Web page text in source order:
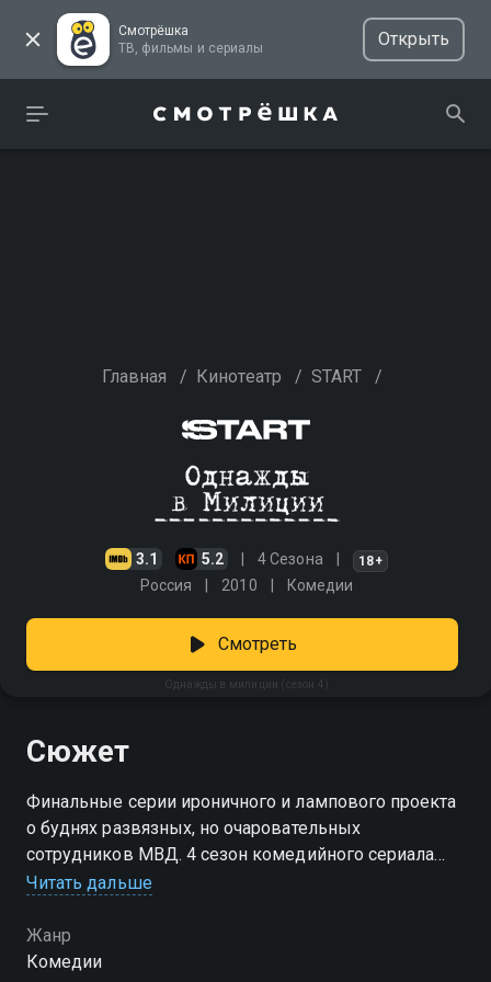
Смотрёшка
ТВ, фильмы и сериалы
Открыть
Главная / Кинотеатр / START /
3.1 5.2 4 Сезона 18+
Россия 2010 Комедии
Однажды в милиции (сезон 4)
Смотреть
Сюжет
Финальные серии ироничного и лампового проекта
о буднях развязных, но очаровательных
сотрудников МВД. 4 сезон комедийного сериала
«Однажды в милиции» можно смотреть онлайн. В
интересного о полюбившихся героях из ОВД района
Северное Бухтеево. Майор Лапшин пройдет не одно
Читать дальше
Жанр
Комедии